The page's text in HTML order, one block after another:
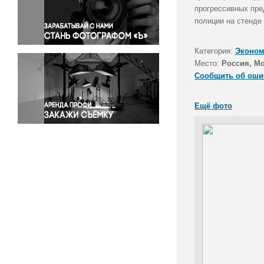
Правосудие
Происшествия и конфликты
Религия
Светская жизнь
Спорт
Экология
Экономика и бизнес
прогрессивных
полиции на
Категория:
Место: Россия,
Сообщить об
Ещё фото